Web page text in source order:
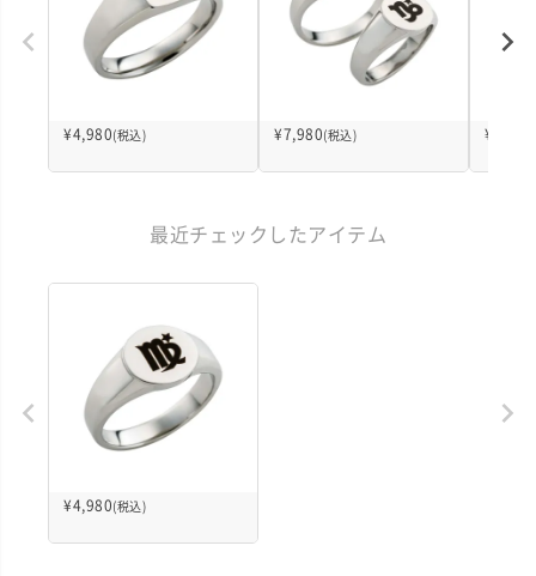
¥4,980 (税込) ¥7,980 (税込) ¥
最近チェックしたアイテム
¥4,980 (税込)